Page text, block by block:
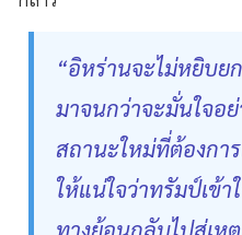
“อิหร่านจะไม่หยิบย
มาจนกว่าจะมั่นใจอ
สถานะใหม่ที่ต้องกา
ให้แน่ใจว่าทรัมป์เข้า
ทางย้อนกลับไปสู่เห